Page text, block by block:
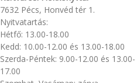
7632 Pécs, Honvéd tér 1.
Nyitvatartás:
Hétfő: 13.00-18.00
Kedd: 10.00-12.00 és 13.00-18.00
Szerda-Péntek: 9.00-12.00 és 13.00-
17.00